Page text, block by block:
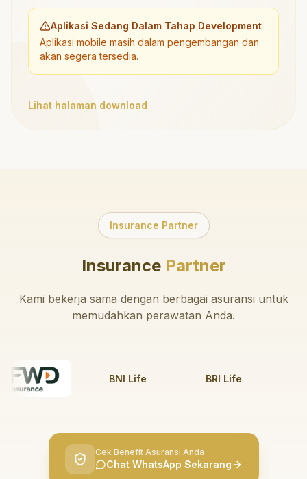
Aplikasi Sedang Dalam Tahap Development
Aplikasi mobile masih dalam pengembangan dan
akan segera tersedia.
Lihat halaman download
Insurance Partner
InsurancePartner
Kami bekerja sama dengan berbagai asuransi untuk
memudahkan perawatan Anda.
BNI Life BRI Life
Cek Benefit Asuransi Anda
Chat WhatsApp Sekarang